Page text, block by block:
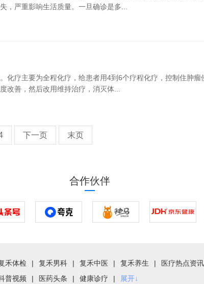
，严重影响生活质量。一旦确诊是多...
化疗主要为全程化疗，给患者用4到6个疗程化疗，控制住肿瘤
改善，然后改用维持治疗，消灭体...
下一页 末页
合作伙伴
禾体检 | 复禾男科 | 复禾中医 | 复禾养生 | 医疗热点资讯
普视频 | 医药头条 | 健康诊疗 | 展开↓